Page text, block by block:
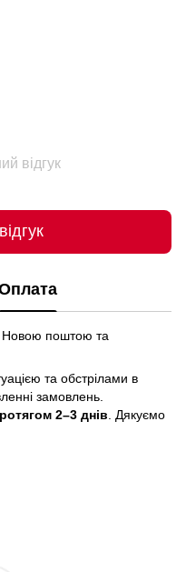
відгук
Новою поштою та
та обстрілами в
замовлень.
2–3 днів . Дякуємо